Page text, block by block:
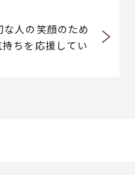
人の笑顔のため
ちを応援してい